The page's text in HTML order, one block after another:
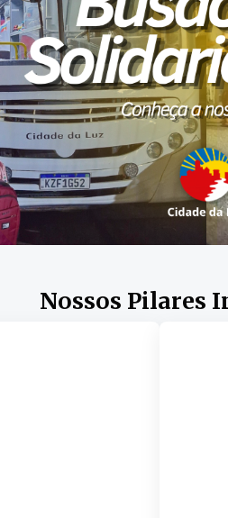
Nossos Pilares